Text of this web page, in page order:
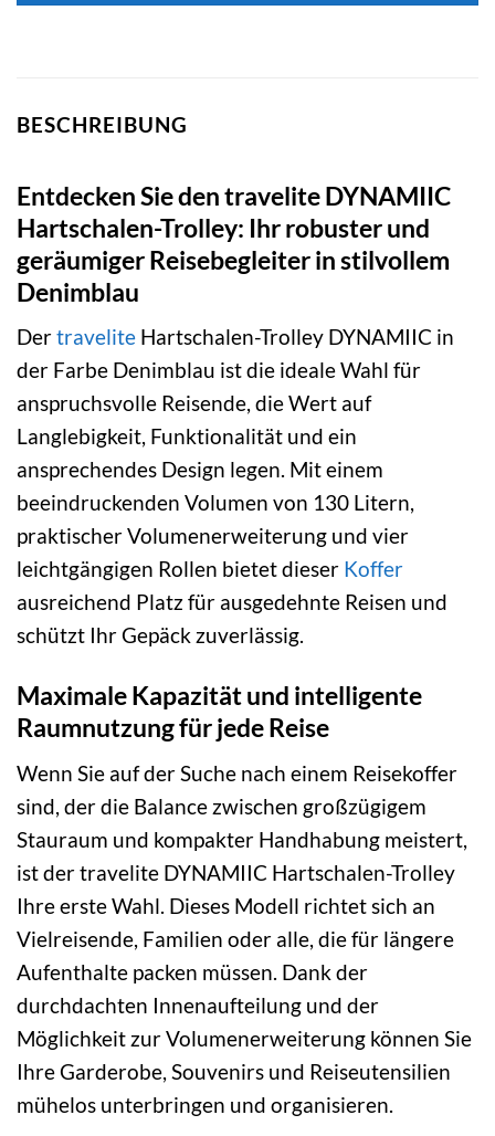
BESCHREIBUNG
Entdecken Sie den travelite DYNAMIIC
Hartschalen-Trolley: Ihr robuster und
geräumiger Reisebegleiter in stilvollem
Denimblau
Dertravelite Hartschalen-Trolley DYNAMIIC in
der Farbe Denimblau ist die ideale Wahl für
anspruchsvolle Reisende, die Wert auf
Langlebigkeit, Funktionalität und ein
ansprechendes Design legen. Mit einem
beeindruckenden Volumen von 130 Litern,
praktischer Volumenerweiterung und vier
leichtgängigen Rollen bietet dieser Koffer
ausreichend Platz für ausgedehnte Reisen und
schützt Ihr Gepäck zuverlässig.
Maximale Kapazität und intelligente
Raumnutzung für jede Reise
Wenn Sie auf der Suche nach einem Reisekoffer
sind, der die Balance zwischen großzügigem
Stauraum und kompakter Handhabung meistert,
ist der travelite DYNAMIIC Hartschalen-Trolley
Ihre erste Wahl. Dieses Modell richtet sich an
Vielreisende, Familien oder alle, die für längere
Aufenthalte packen müssen. Dank der
durchdachten Innenaufteilung und der
Möglichkeit zur Volumenerweiterung können Sie
Ihre Garderobe, Souvenirs und Reiseutensilien
mühelos unterbringen und organisieren.